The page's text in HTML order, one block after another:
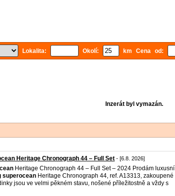
Lokalita: Okolí: km Cena od:
Inzerát byl vymazán.
Heritage Chronograph 44 – Full Set - [6.8. 2026]
Heritage Chronograph 44 – Full Set – 2024 Prodám luxusní
superocean Heritage Chronograph 44, ref. A13313, zakoupené
jsou ve velmi pěkném stavu, nošené příležitostně a vždy s